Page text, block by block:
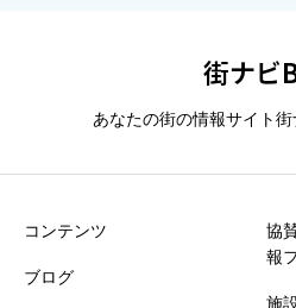
タイトル
※誹謗中傷や個人情報は掲載でき
30秒でOK！ひとことクチコミ
街ナビ
あなたの街の情報サイト
コンテンツ
ブログ
協
報
施